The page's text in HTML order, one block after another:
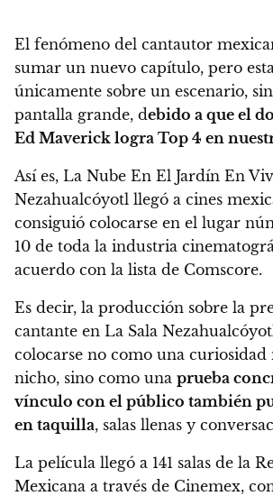
El fenómeno del cantautor
sumar un nuevo capítulo, pero
únicamente sobre un escenario,
pantalla grande, debido a que el
Ed Maverick logra Top 4 en
Así es, La Nube En El Jardín En
Nezahualcóyotl llegó a cines
consiguió colocarse en el lugar
10 de toda la industria
acuerdo con la lista de Comscore.
Es decir, la producción sobre la
cantante en La Sala
colocarse no como una curiosidad
nicho, sino como una prueba
vínculo con el público también
en taquilla, salas llenas y
La película llegó a 141 salas de la
Mexicana a través de Cinemex,